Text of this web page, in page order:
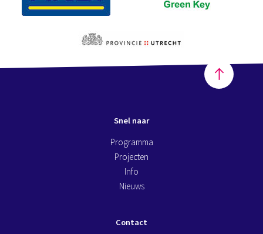
Snel naar
Programma
Projecten
Info
Nieuws
Contact